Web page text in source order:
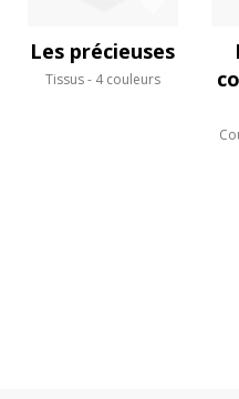
Les précieuses
Tissus 4 couleurs